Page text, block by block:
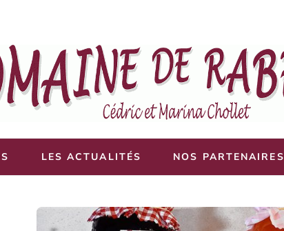
DE RABELAIS
Chollet
LES ACTUALITÉS NOS PARTENAIRES